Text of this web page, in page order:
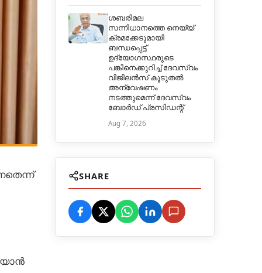
ശബരിമല
സന്നിധാനത്തെ നെയ്യ്
ക്രമക്കേടുമായി
ബന്ധപ്പെട്ട്
ഉദ്യോഗസ്ഥരുടെ
പങ്കിനെക്കുറിച്ച് ദേവസ്വം
വിജിലൻസ് കൂടുതൽ
അന്വേഷണം
നടത്തുമെന്ന് ദേവസ്വം
ബോർഡ് പ്രസിഡന്റ്
Aug 7, 2026
SHARE